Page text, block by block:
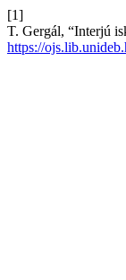
[1]
T. Gergál, “Interjú
https://